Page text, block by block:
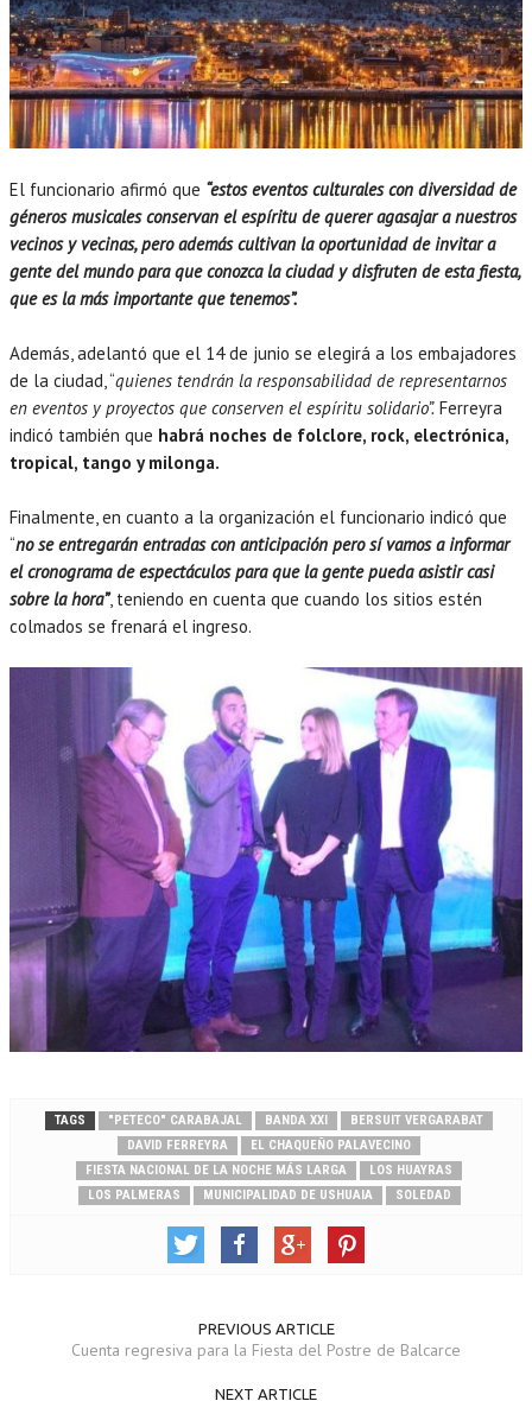
El funcionario afirmó que “estos eventos culturales con diversidad de
géneros musicales conservan el espíritu de querer agasajar a nuestros
vecinos y vecinas, pero además cultivan la oportunidad de invitar a
gente del mundo para que conozca la ciudad y disfruten de esta fiesta,
que es la más importante que tenemos”.
Además, adelantó que el 14 de junio se elegirá a los embajadores
de la ciudad, “quienes tendrán la responsabilidad de representarnos
en eventos y proyectos que conserven el espíritu solidario”. Ferreyra
indicó también que habrá noches de folclore, rock, electrónica,
tropical, tango y milonga.
Finalmente, en cuanto a la organización el funcionario indicó que
“no se entregarán entradas con anticipación pero sí vamos a informar
el cronograma de espectáculos para que la gente pueda asistir casi
sobre la hora”, teniendo en cuenta que cuando los sitios estén
colmados se frenará el ingreso.
TAGS "PETECO" CARABAJAL BANDA XXI
BERSUIT VERGARABAT
DAVID FERREYRA
EL CHAQUEÑO PALAVECINO
FIESTA NACIONAL DE LA NOCHE MÁS LARGA
LOS HUAYRAS
LOS PALMERAS
MUNICIPALIDAD DE USHUAIA SOLEDAD
PREVIOUS ARTICLE
Cuenta regresiva para la Fiesta del Postre de Balcarce
NEXT ARTICLE